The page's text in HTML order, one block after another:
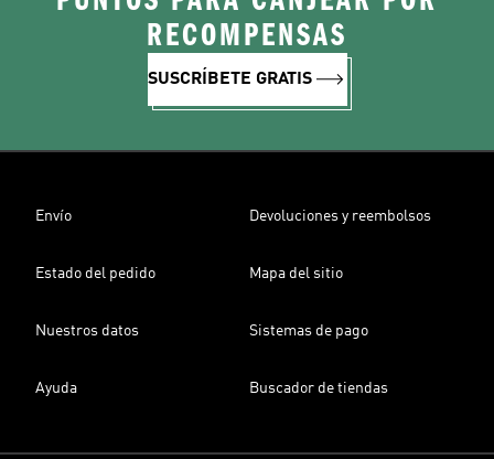
RECOMPENSAS
SUSCRÍBETE GRATIS
Envío Devoluciones y reembolsos
Estado del pedido Mapa del sitio
Nuestros datos Sistemas de pago
Ayuda Buscador de tiendas